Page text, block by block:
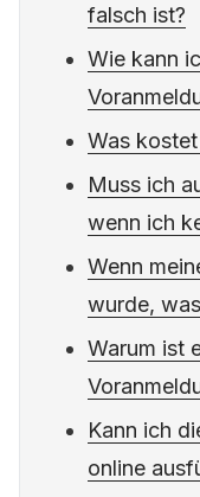
falsch ist?
Wie kann
Was
Muss ich
wenn ich
Wenn
wurde,
Warum ist
Kann ich
online